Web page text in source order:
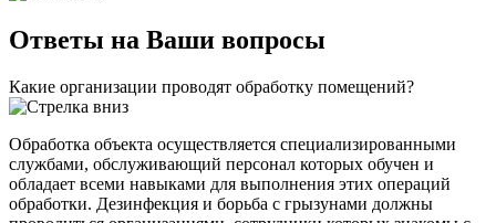
Ответы на Ваши вопросы
Какие организации проводят обработку помещений?
Обработка объекта осуществляется специализированными
службами, обслуживающий персонал которых обучен и
обладает всеми навыками для выполнения этих операций
обработки. Дезинфекция и борьба с грызунами должны